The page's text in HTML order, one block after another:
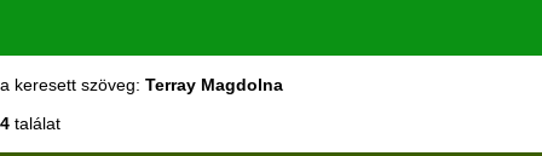
a keresett szöveg: Terray Magdolna
4 találat